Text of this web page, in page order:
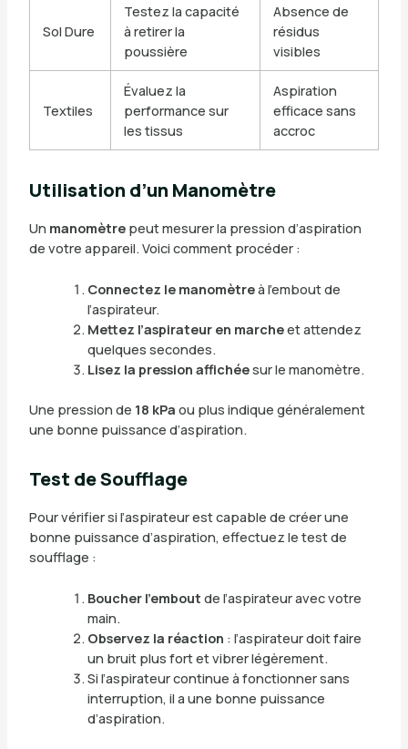
Sol Dure
Testez la capacité
à retirer la
poussière
Absence de
résidus
visibles
Textiles
Évaluez la
performance sur
les tissus
Aspiration
efficace sans
accroc
Utilisation d’un Manomètre
Un manomètrepeut mesurer la pression d’aspiration
de votre appareil. Voici comment procéder :
Connectez le manomètreà l’embout de
l’aspirateur.
Mettez l’aspirateur en marcheet attendez
quelques secondes.
Lisez la pression affichéesur le manomètre.
Une pression de 18 kPa ou plus indique généralement
une bonne puissance d’aspiration.
Test de Soufflage
Pour vérifier si l’aspirateur est capable de créer une
bonne puissance d’aspiration, effectuez le test de
soufflage :
Boucher l’embout de l’aspirateur avec votre
main.
Observez la réaction : l’aspirateur doit faire
un bruit plus fort et vibrer légèrement.
Si l’aspirateur continue à fonctionner sans
interruption, il a une bonne puissance
d’aspiration.